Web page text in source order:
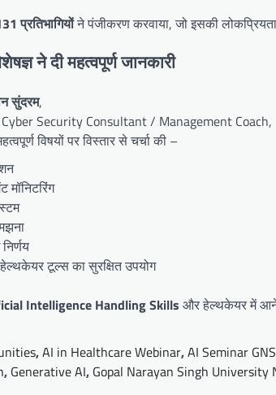
प्रतिभागियोंने पंजीकरण करवाया, जो इसकी लोकप्रियता
ने दी महत्वपूर्ण जानकारी
सुंदरम,
Security Consultant / Management Coach,
विषयों पर विस्तार से चर्चा की –
मॉनिटरिंग
टूल्स का सुरक्षित उपयोग
Intelligence Handling Skills और हेल्थकेयर में आने
,AI in Healthcare Webinar,AI Seminar
, Generative AI, Gopal Narayan Singh University